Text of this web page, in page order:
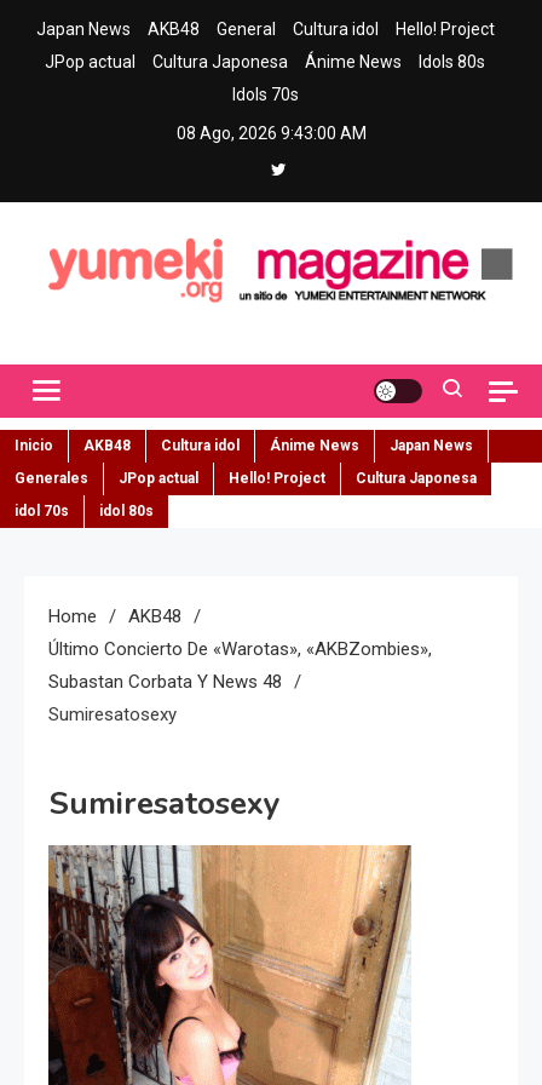
Japan News AKB48 General Cultura idol
Hello! Project
JPop actual
Cultura Japonesa Ánime News
Idols 80s
Idols 70s
08 Ago, 2026 9:43:01 AM
Inicio AKB48 Cultura idol Ánime News
Japan News
Generales
JPop actual Hello! Project
Cultura Japonesa
idol 70s
idol 80s
Home
AKB48
Último Concierto De «Warotas», «AKBZombies»,
Subastan Corbata Y News 48
Sumiresatosexy
Sumiresatosexy